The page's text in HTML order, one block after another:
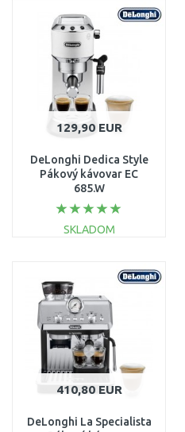
Porovnať
129,90 EUR
DeLonghi Dedica Style
Pákový kávovar EC
685.W
SKLADOM
Porovnať
410,80 EUR
DeLonghi La Specialista